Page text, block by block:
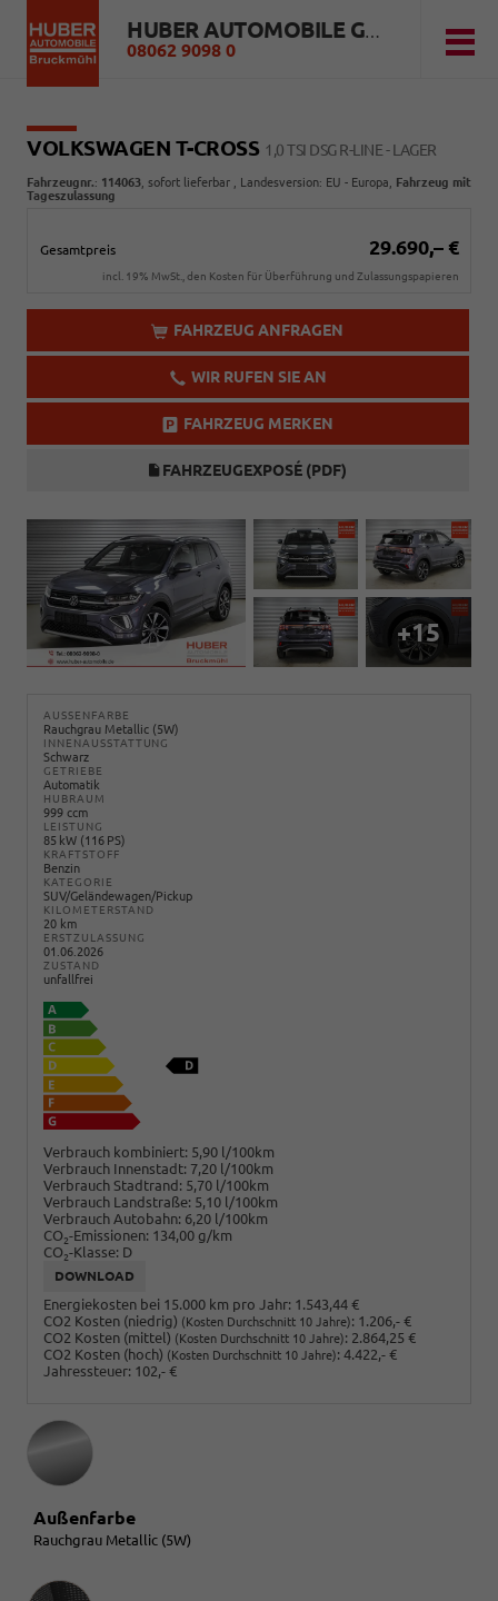
HUBER AUTOMOBILE GMBH
08062 9098 0
VOLKSWAGEN T-CROSS 1,0 TSI DSG R-LINE - LAGER
Fahrzeugnr.: 114063 sofort lieferbar , Landesversion: EU - Europa, Fahrzeug mit
Tageszulassung
Gesamtpreis 29.690,– €
incl. 19% MwSt., den Kosten für Überführung und Zulassungspapieren
FAHRZEUG ANFRAGEN
WIR RUFEN SIE AN
FAHRZEUG MERKEN
FAHRZEUGEXPOSÉ (PDF)
+15
AUSSENFARBE
Rauchgrau Metallic (5W)
INNENAUSSTATTUNG
Schwarz
GETRIEBE
Automatik
HUBRAUM
999 ccm
LEISTUNG
85 kW (116 PS)
KRAFTSTOFF
Benzin
KATEGORIE
SUV/Geländewagen/Pickup
KILOMETERSTAND
20 km
ERSTZULASSUNG
01.06.2026
ZUSTAND
unfallfrei
Verbrauch kombiniert: 5,90 l/100km
Verbrauch Innenstadt: 7,20 l/100km
Verbrauch Stadtrand: 5,70 l/100km
Verbrauch Landstraße: 5,10 l/100km
Verbrauch Autobahn: 6,20 l/100km
CO2-Emissionen: 134,00 g/km
CO2-Klasse: D
DOWNLOAD
Energiekosten bei 15.000 km pro Jahr: 1.543,44 €
CO2 Kosten (niedrig) (Kosten Durchschnitt 10 Jahre): 1.206,- €
CO2 Kosten (mittel) (Kosten Durchschnitt 10 Jahre): 2.864,25 €
CO2 Kosten (hoch) (Kosten Durchschnitt 10 Jahre): 4.422,- €
Jahressteuer: 102,- €
Außenfarbe
Rauchgrau Metallic (5W)
Innenausstattung